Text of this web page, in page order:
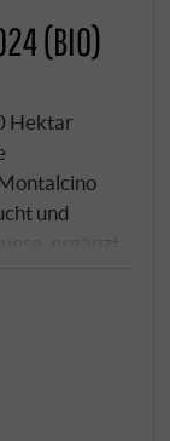
(BIO)
Hektar
und
ergänzt
Nach
in
noch einige
mit